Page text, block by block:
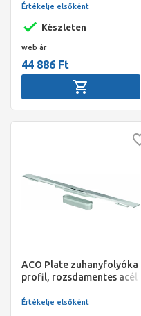
magasság
Készleten
Értékelje elsőként
web ár
44 886 Ft
ACO Plate zuhanyfolyóka
profil, rozsdamentes acél
Értékelje elsőként